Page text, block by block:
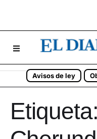
Avisos de ley
Etiqueta: